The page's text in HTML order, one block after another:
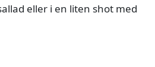
eller i en liten shot med